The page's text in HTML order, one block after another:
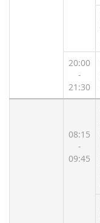
20:00
-
21:30
08:15
-
09:45